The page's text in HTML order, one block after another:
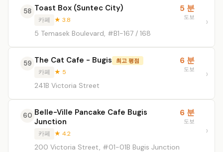
58 Toast Box (Suntec City)
카페 ★ 3.8
5 Temasek Boulevard, #B1-167 / 168
5 분
도보
59 The Cat Cafe - Bugis 최고 평점
카페 ★ 5
241B Victoria Street
6 분
도보
60 Belle-Ville Pancake Cafe Bugis
Junction
카페 ★ 4.2
200 Victoria Street, #01-01B Bugis Junction
6 분
도보